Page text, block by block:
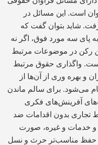
است. این مسائل در
شاید بتوان گفت که
پای سه مورد فوق، اگر نه
رکن در موضوعات مرتبط
است. واگذاری حقوق مرتبط
و بهره وری از آن‌ها از
می‌شود. برای سالم ماندن
آفرینش‌های فکری
تجاری بدون اقدامات ضد
و خدمات و غیره، صورت
حفظ مناسب‌تر حرث و نسل